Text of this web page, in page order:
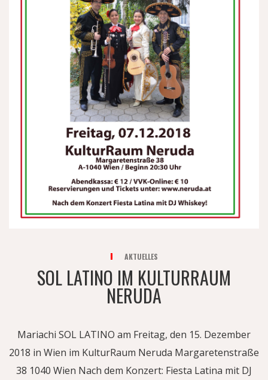
AKTUELLES
SOL LATINO IM KULTURRAUM
NERUDA
Mariachi SOL LATINO am Freitag, den 15. Dezember
2018 in Wien im KulturRaum Neruda Margaretenstraße
38 1040 Wien Nach dem Konzert: Fiesta Latina mit DJ